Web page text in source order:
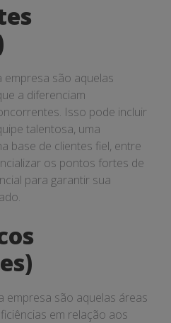
são aquelas
a diferenciam
Isso pode incluir
talentosa, uma
base de clientes fiel, entre
os pontos fortes de
para garantir sua
empresa são aquelas áreas
em relação aos